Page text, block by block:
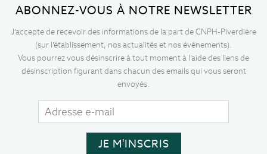
ABONNEZ-VOUS À NOTRE NEWSLETTER
J’accepte de recevoir des informations de la part de CNPH-Piverdière
(sur l’établissement, nos actualités et nos événements).
Vous pourrez vous désinscrire à tout moment à l’aide des liens de
désinscription figurant dans chacun des emails qui vous seront
envoyés.